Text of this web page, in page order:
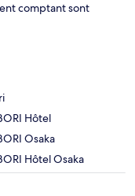
comptant sont
Hôtel
Osaka
Hôtel Osaka